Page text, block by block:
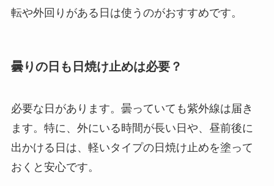
転や外回りがある日は使うのがおすすめです。
曇りの日も日焼け止めは必要？
必要な日があります。曇っていても紫外線は届き
ます。特に、外にいる時間が長い日や、昼前後に
出かける日は、軽いタイプの日焼け止めを塗って
おくと安心です。